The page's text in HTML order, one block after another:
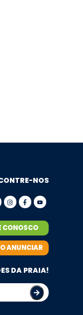
NOS
CONOSCO
ANUNCIAR
DA PRAIA!